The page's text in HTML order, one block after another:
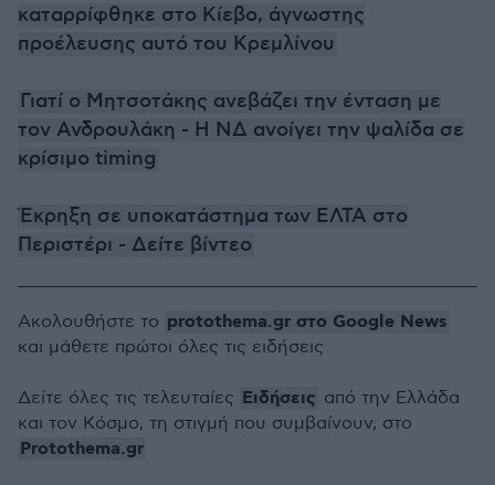
καταρρίφθηκε στο Κίεβο, άγνωστης
προέλευσης αυτό του Κρεμλίνου
Γιατί ο Μητσοτάκης ανεβάζει την ένταση με
τον Ανδρουλάκη - Η ΝΔ ανοίγει την ψαλίδα σε
κρίσιμο timing
Έκρηξη σε υποκατάστημα των ΕΛΤΑ στο
Περιστέρι - Δείτε βίντεο
Ακολουθήστε το protothema.gr στο Google News
και μάθετε πρώτοι όλες τις ειδήσεις
Δείτε όλες τις τελευταίες Ειδήσεις από την Ελλάδα
και τον Κόσμο, τη στιγμή που συμβαίνουν, στο
Protothema.gr